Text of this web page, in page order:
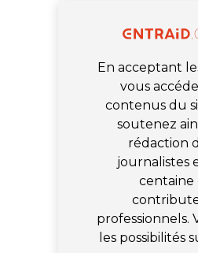
En acceptant
vous
contenus du
soutenez
rédaction
journalistes
centaine
professionnels.
les possibilités